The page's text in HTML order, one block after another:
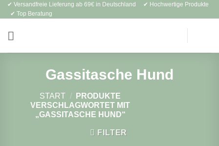
Zum
Inhalt
springen
✔ Versandfreie Lieferung ab 69€ in Deutschland ✔ Hochwertige Produkte
✔ Top Beratung
Gassitasche Hund
START /
PRODUKTE
VERSCHLAGWORTET MIT
„GASSITASCHE HUND“
FILTER